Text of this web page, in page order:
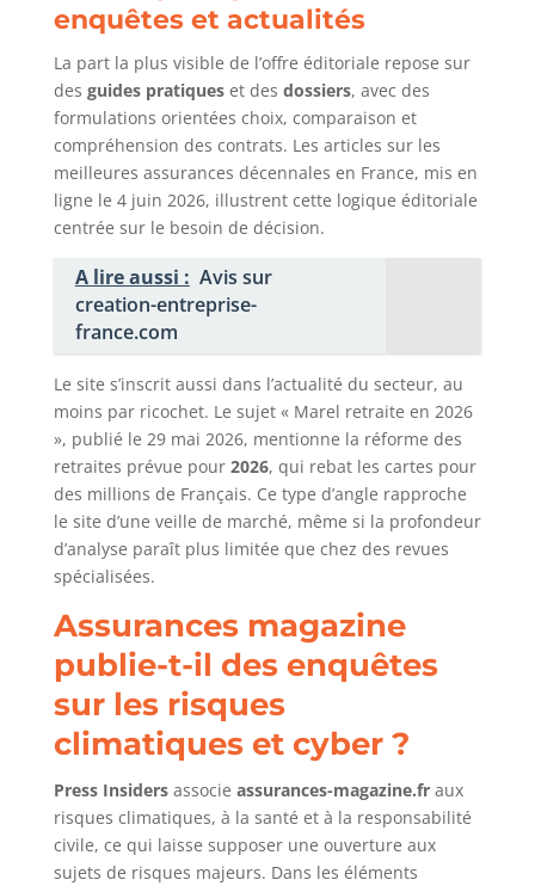
enquêtes et actualités
La part la plus visible de l’offre éditoriale repose sur
des guides pratiqueset des dossiers, avec des
formulations orientées choix, comparaison et
compréhension des contrats. Les articles sur les
meilleures assurances décennales en France, mis en
ligne le 4 juin 2026, illustrent cette logique éditoriale
centrée sur le besoin de décision.
A lire aussi : Avis sur
creation-entreprise-
france.com
Le site s’inscrit aussi dans l’actualité du secteur, au
moins par ricochet. Le sujet « Marel retraite en 2026
», publié le 29 mai 2026, mentionne la réforme des
retraites prévue pour 2026, qui rebat les cartes pour
des millions de Français. Ce type d’angle rapproche
le site d’une veille de marché, même si la profondeur
d’analyse paraît plus limitée que chez des revues
spécialisées.
Assurances magazine
publie-t-il des enquêtes
sur les risques
climatiques et cyber ?
Press Insidersassocie assurances-magazine.fraux
risques climatiques, à la santé et à la responsabilité
civile, ce qui laisse supposer une ouverture aux
sujets de risques majeurs. Dans les éléments